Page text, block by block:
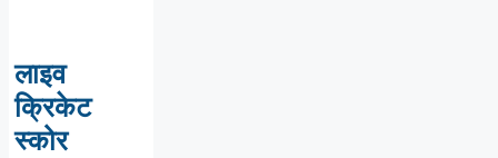
लाइव
क्रिकेट
स्कोर